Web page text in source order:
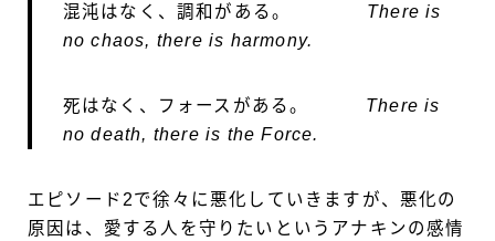
混沌はなく、調和がある。 There is
no chaos, there is harmony.
死はなく、フォースがある。 There is
no death, there is the Force.
エピソード2で徐々に悪化していきますが、悪化の
原因は、愛する人を守りたいというアナキンの感情